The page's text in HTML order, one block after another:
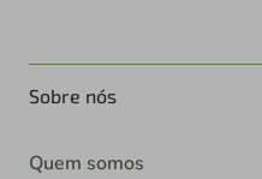
Sobre nós
Quem somos